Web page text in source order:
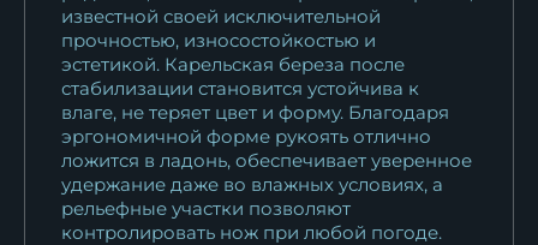
известной своей исключительной
прочностью, износостойкостью и
эстетикой. Карельская береза после
стабилизации становится устойчива к
влаге, не теряет цвет и форму. Благодаря
эргономичной форме рукоять отлично
ложится в ладонь, обеспечивает уверенное
удержание даже во влажных условиях, а
рельефные участки позволяют
контролировать нож при любой погоде.